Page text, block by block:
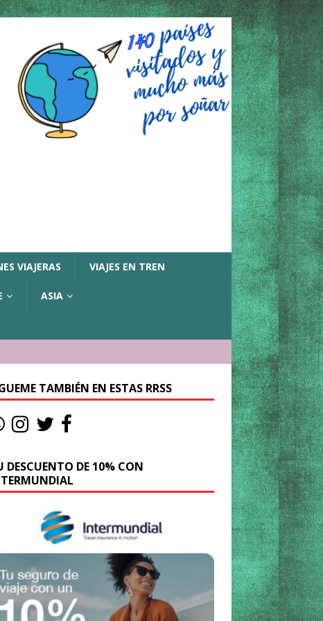
VIAJERAS VIAJES EN TREN
ASIA
TAMBIÉN EN ESTAS RRSS
DESCUENTO DE 10% CON